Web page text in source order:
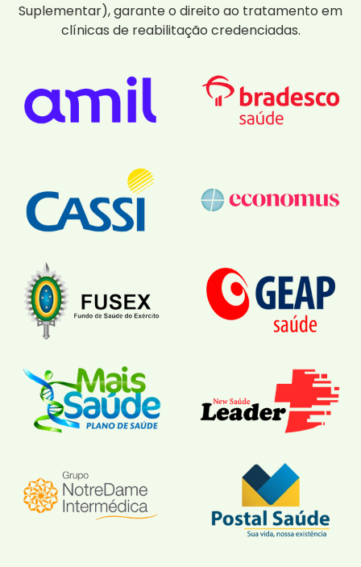
Suplementar), garante o direito ao tratamento em
clínicas de reabilitação credenciadas.